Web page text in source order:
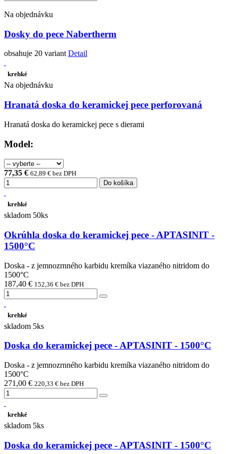
Na objednávku
Dosky do pece Nabertherm
obsahuje 20 variant Detail
krehké
Na objednávku
Hranatá doska do keramickej pece perforovaná
Hranatá doska do keramickej pece s dierami
Model:
77,35 € 62,89 € bez DPH
Do košíka
krehké
skladom 50ks
Okrúhla doska do keramickej pece - APTASINIT -
1500°C
Doska - z jemnozrnného karbidu kremíka viazaného nitridom do
1500°C
187,40 € 152,36 € bez DPH
krehké
skladom 5ks
Doska do keramickej pece - APTASINIT - 1500°C
Doska - z jemnozrnného karbidu kremíka viazaného nitridom do
1500°C
271,00 € 220,33 € bez DPH
krehké
skladom 5ks
Doska do keramickej pece - APTASINIT - 1500°C